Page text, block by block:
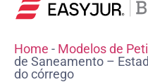
Home - Modelos de
de Saneamento –
do córrego